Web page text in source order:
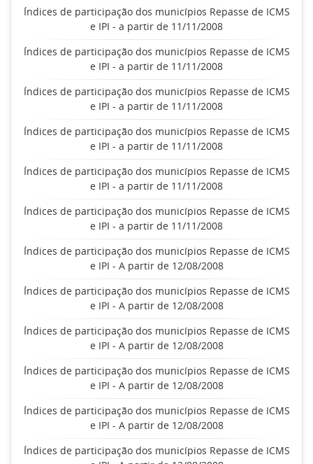
Índices de participação dos municípios Repasse de ICMS
e IPI - a partir de 11/11/2008
Índices de participação dos municípios Repasse de ICMS
e IPI - a partir de 11/11/2008
Índices de participação dos municípios Repasse de ICMS
e IPI - a partir de 11/11/2008
Índices de participação dos municípios Repasse de ICMS
e IPI - a partir de 11/11/2008
Índices de participação dos municípios Repasse de ICMS
e IPI - a partir de 11/11/2008
Índices de participação dos municípios Repasse de ICMS
e IPI - a partir de 11/11/2008
Índices de participação dos municípios Repasse de ICMS
e IPI - A partir de 12/08/2008
Índices de participação dos municípios Repasse de ICMS
e IPI - A partir de 12/08/2008
Índices de participação dos municípios Repasse de ICMS
e IPI - A partir de 12/08/2008
Índices de participação dos municípios Repasse de ICMS
e IPI - A partir de 12/08/2008
Índices de participação dos municípios Repasse de ICMS
e IPI - A partir de 12/08/2008
Índices de participação dos municípios Repasse de ICMS